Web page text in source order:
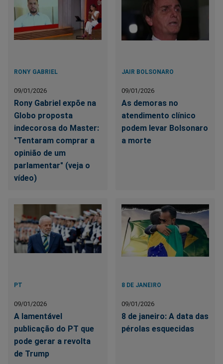
RONY GABRIEL
09/01/2026
Rony Gabriel expõe na
Globo proposta
indecorosa do Master:
"Tentaram comprar a
opinião de um
parlamentar" (veja o
vídeo)
JAIR BOLSONARO
09/01/2026
As demoras no
atendimento clínico
podem levar Bolsonaro
a morte
PT
09/01/2026
A lamentável
publicação do PT que
pode gerar a revolta
de Trump
8 DE JANEIRO
09/01/2026
8 de janeiro: A data das
pérolas esquecidas